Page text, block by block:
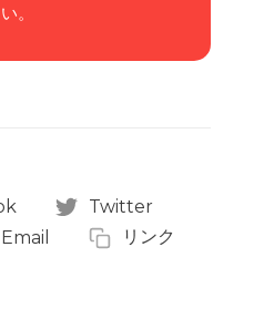
。
Twitter
Email リンク